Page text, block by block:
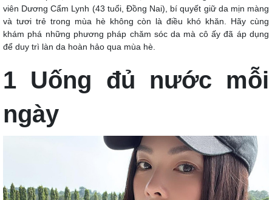
viên Dương Cẩm Lynh (43 tuổi, Đồng Nai), bí quyết giữ da mịn màng
và tươi trẻ trong mùa hè không còn là điều khó khăn. Hãy cùng
khám phá những phương pháp chăm sóc da mà cô ấy đã áp dụng
để duy trì làn da hoàn hảo qua mùa hè.
1 Uống đủ nước mỗi
ngày